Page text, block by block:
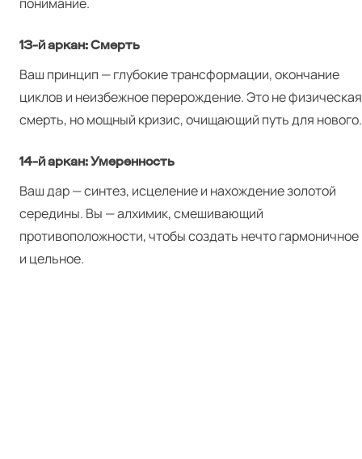
13‑й аркан: Смерть
Ваш принцип — глубокие трансформации, окончание
циклов и неизбежное перерождение. Это не физическая
смерть, но мощный кризис, очищающий путь для нового.
14‑й аркан: Умеренность
Ваш дар — синтез, исцеление и нахождение золотой
середины. Вы — алхимик, смешивающий
противоположности, чтобы создать нечто гармоничное
и цельное.